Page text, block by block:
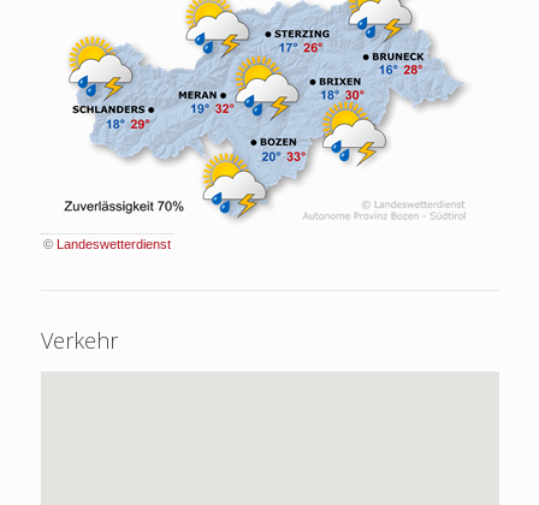
© Landeswetterdienst
Verkehr